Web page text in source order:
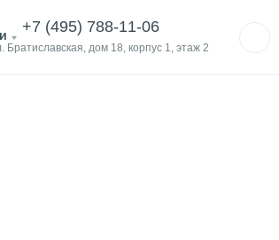
+7 (495) 788-11-06
Братиславская, дом 18, корпус 1, этаж 2